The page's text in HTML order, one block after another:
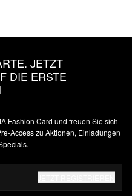
JETZT
DIE ERSTE
Fashion Card und freuen Sie sich
Access zu Aktionen, Einladungen